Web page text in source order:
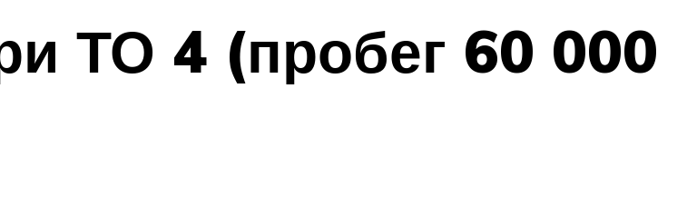
ТО 4 (пробег 60 000